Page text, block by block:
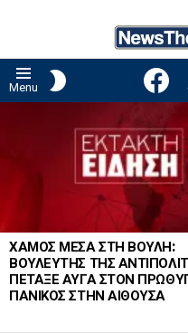
Menu
ΧΑΜΟΣ ΜΕΣΑ ΣΤΗ ΒΟΥΛΗ:
ΒΟΥΛΕΥΤΗΣ ΤΗΣ
ΠΕΤΑΞΕ ΑΥΓΑ ΣΤΟΝ
ΠΑΝΙΚΟΣ ΣΤΗΝ ΑΙΘΟΥΣΑ